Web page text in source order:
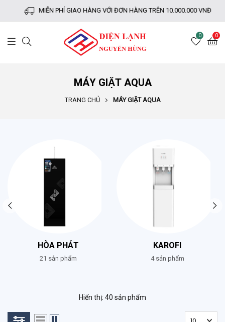
MIỄN PHÍ GIAO HÀNG VỚI ĐƠN HÀNG TRÊN 10.000.000 VNĐ
0 0
MÁY GIẶT AQUA
TRANG CHỦ MÁY GIẶT AQUA
HÒA PHÁT
21 sản phẩm
KAROFI
4 sản phẩm
Hiển thị: 40 sản phẩm